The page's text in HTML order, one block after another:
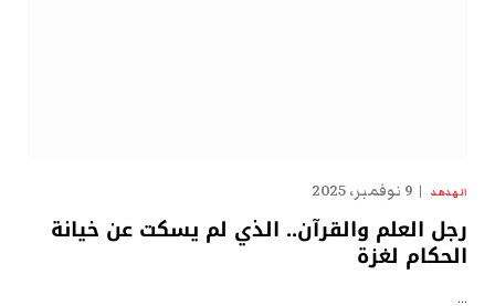
الهدهد 9 نوفمبر، 2025
رجل العلم والقرآن.. الذي لم يسكت عن خيانة
الحكام لغزة
…